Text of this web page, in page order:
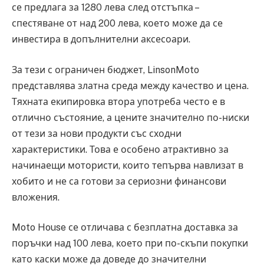
се предлага за 1280 лева след отстъпка –
спестяване от над 200 лева, което може да се
инвестира в допълнителни аксесоари.
За тези с ограничен бюджет, LinsonMoto
представлява златна среда между качество и цена.
Тяхната екипировка втора употреба често е в
отлично състояние, а цените значително по-ниски
от тези за нови продукти със сходни
характеристики. Това е особено атрактивно за
начинаещи мотористи, които тепърва навлизат в
хобито и не са готови за сериозни финансови
вложения.
Moto House се отличава с безплатна доставка за
поръчки над 100 лева, което при по-скъпи покупки
като каски може да доведе до значителни